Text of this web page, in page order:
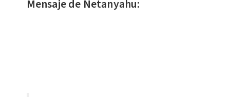
Mensaje de Netanyahu: